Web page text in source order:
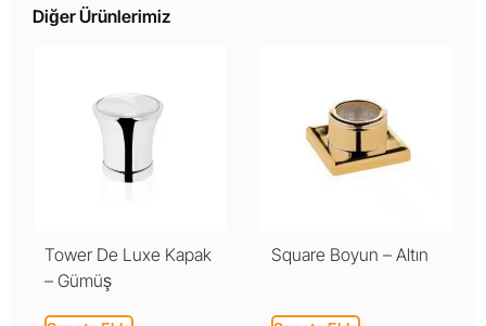
Diğer Ürünlerimiz
Tower De Luxe Kapak
– Gümüş
Square Boyun – Altın